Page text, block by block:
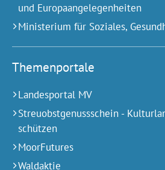
und Europa­angelegen­heiten
Ministerium für Soziales,
Themenportale
Landesportal MV
Streuobstgenussschein -
schützen
MoorFutures
Waldaktie